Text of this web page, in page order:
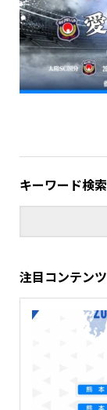
キーワード検索
注目コンテンツ